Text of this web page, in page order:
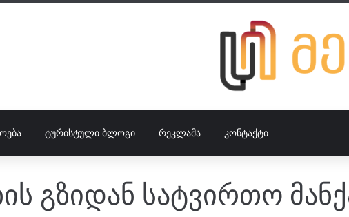
ᲢᲣᲠᲘᲡᲢᲣᲚᲘ ᲑᲚᲝᲒᲘ ᲠᲔᲙᲚᲐᲛᲐ ᲙᲝᲜᲢᲐᲥᲢᲘ
გზიდან სატვირთო